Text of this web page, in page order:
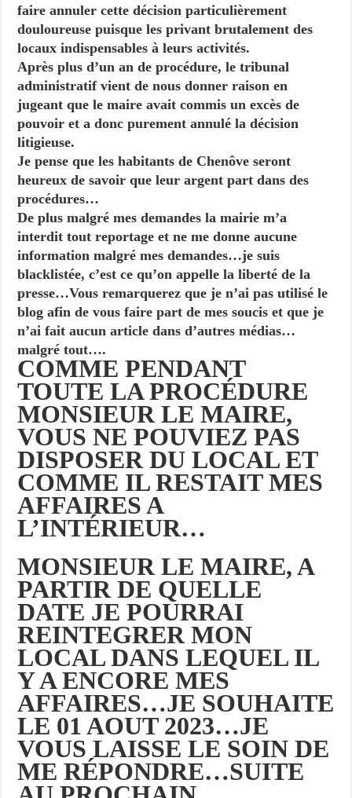
faire annuler cette décision particulièrement
douloureuse puisque les privant brutalement des
locaux indispensables à leurs activités.
Après plus d’un an de procédure, le tribunal
administratif vient de nous donner raison en
jugeant que le maire avait commis un excès de
pouvoir et a donc purement annulé la décision
litigieuse.
Je pense que les habitants de Chenôve seront
heureux de savoir que leur argent part dans des
procédures…
De plus malgré mes demandes la mairie m’a
interdit tout reportage et ne me donne aucune
information malgré mes demandes…je suis
blacklistée, c’est ce qu’on appelle la liberté de la
presse…Vous remarquerez que je n’ai pas utilisé le
blog afin de vous faire part de mes soucis et que je
n’ai fait aucun article dans d’autres médias…
malgré tout….
COMME PENDANT
TOUTE LA PROCÉDURE
MONSIEUR LE MAIRE,
VOUS NE POUVIEZ PAS
DISPOSER DU LOCAL ET
COMME IL RESTAIT MES
AFFAIRES A
L’INTÉRIEUR…
MONSIEUR LE MAIRE, A
PARTIR DE QUELLE
DATE JE POURRAI
REINTEGRER MON
LOCAL DANS LEQUEL IL
Y A ENCORE MES
AFFAIRES…JE SOUHAITE
LE 01 AOUT 2023…JE
VOUS LAISSE LE SOIN DE
ME RÉPONDRE…SUITE